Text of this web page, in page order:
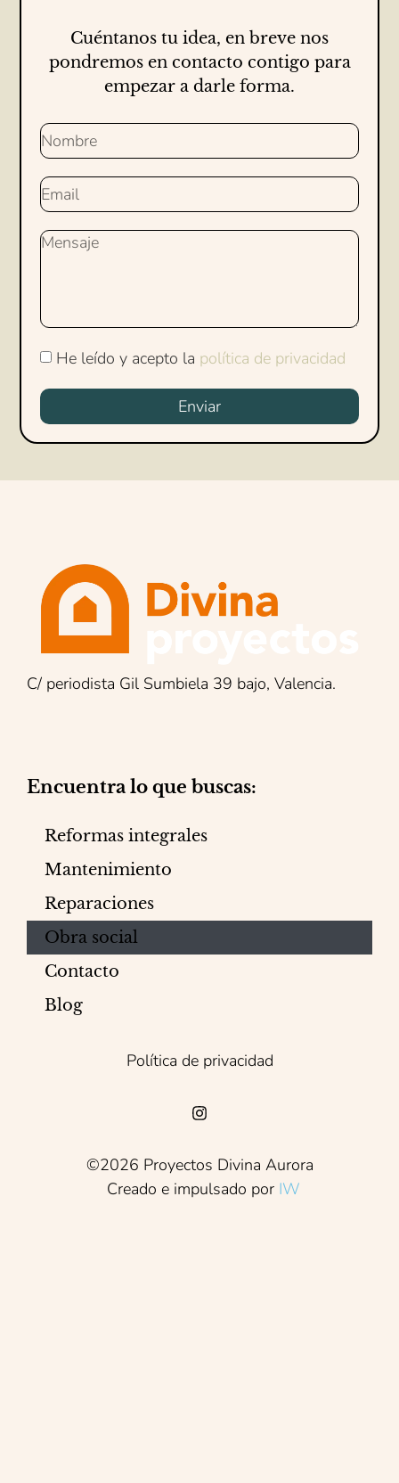
Cuéntanos tu idea, en breve nos
pondremos en contacto contigo para
empezar a darle forma.
He leído y acepto la política de privacidad
Enviar
C/ periodista Gil Sumbiela 39 bajo, Valencia.
Encuentra lo que buscas:
Reformas integrales
Mantenimiento
Reparaciones
Obra social
Contacto
Blog
©2026 Proyectos Divina Aurora
Creado e impulsado por IW
Política de privacidad